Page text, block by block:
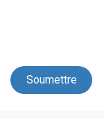
Soumettre